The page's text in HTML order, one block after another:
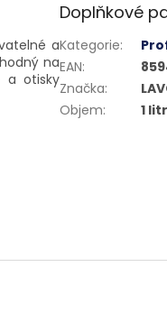
a
na
a otisky
Doplňkové
Kategorie:
EAN:
Značka:
Objem: 1 litr